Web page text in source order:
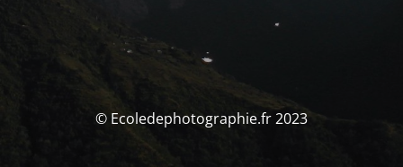
© Ecoledephotographie.fr 2023